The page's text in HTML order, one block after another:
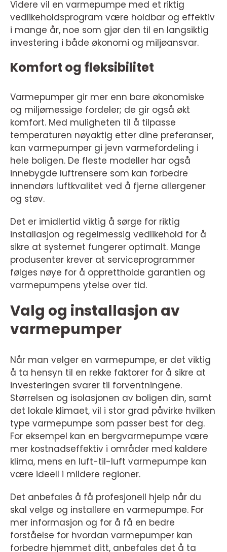
Videre vil en varmepumpe med et riktig
vedlikeholdsprogram være holdbar og effektiv
i mange år, noe som gjør den til en langsiktig
investering i både økonomi og miljøansvar.
Komfort og fleksibilitet
Varmepumper gir mer enn bare økonomiske
og miljømessige fordeler; de gir også økt
komfort. Med muligheten til å tilpasse
temperaturen nøyaktig etter dine preferanser,
kan varmepumper gi jevn varmefordeling i
hele boligen. De fleste modeller har også
innebygde luftrensere som kan forbedre
innendørs luftkvalitet ved å fjerne allergener
og støv.
Det er imidlertid viktig å sørge for riktig
installasjon og regelmessig vedlikehold for å
sikre at systemet fungerer optimalt. Mange
produsenter krever at serviceprogrammer
følges nøye for å opprettholde garantien og
varmepumpens ytelse over tid.
Valg og installasjon av
varmepumper
Når man velger en varmepumpe, er det viktig
å ta hensyn til en rekke faktorer for å sikre at
investeringen svarer til forventningene.
Størrelsen og isolasjonen av boligen din, samt
det lokale klimaet, vil i stor grad påvirke hvilken
type varmepumpe som passer best for deg.
For eksempel kan en bergvarmepumpe være
mer kostnadseffektiv i områder med kaldere
klima, mens en luft-til-luft varmepumpe kan
være ideell i mildere regioner.
Det anbefales å få profesjonell hjelp når du
skal velge og installere en varmepumpe. For
mer informasjon og for å få en bedre
forståelse for hvordan varmepumper kan
forbedre hjemmet ditt, anbefales det å ta